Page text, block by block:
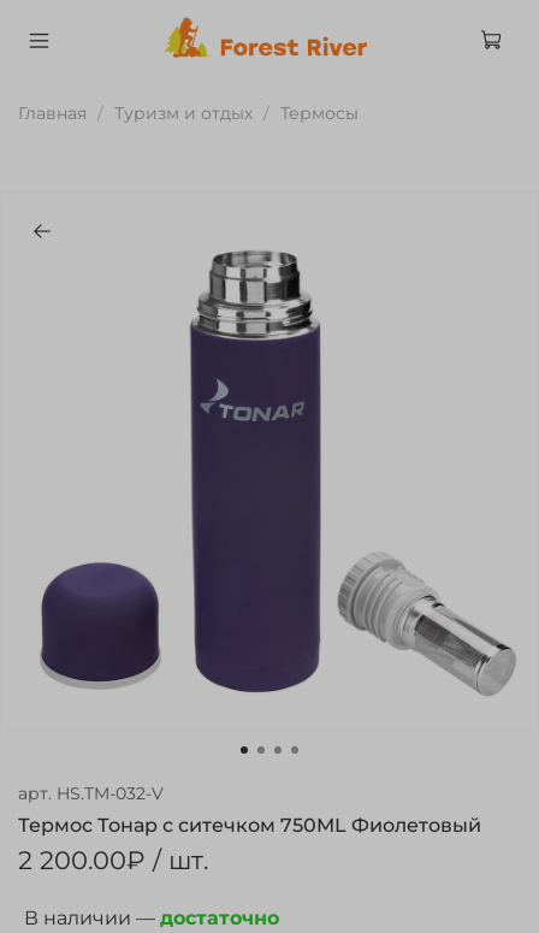
Главная Туризм и отдых Термосы
арт. HS.TM-032-V
Термос Тонар с ситечком 750ML Фиолетовый
2 200.00₽ / шт.
В наличии — достаточно